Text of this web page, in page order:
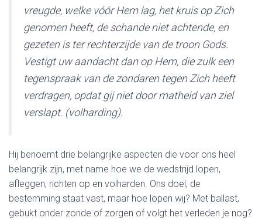
vreugde, welke vóór Hem lag, het kruis op Zich
genomen heeft, de schande niet achtende, en
gezeten is ter rechterzijde van de troon Gods.
Vestigt uw aandacht dan op Hem, die zulk een
tegenspraak van de zondaren tegen Zich heeft
verdragen, opdat gij niet door matheid van ziel
verslapt. (volharding).
Hij benoemt drie belangrijke aspecten die voor ons heel
belangrijk zijn, met name hoe we de wedstrijd lopen,
afleggen, richten op en volharden. Ons doel, de
bestemming staat vast, maar hoe lopen wij? Met ballast,
gebukt onder zonde of zorgen of volgt het verleden je nog?